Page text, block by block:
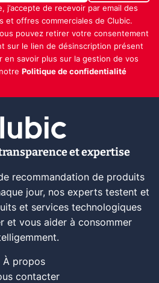
j’accepte de recevoir par email des
et offres commerciales de Clubic.
pouvez retirer votre consentement
sur le lien de désinscription présent
en savoir plus sur la gestion de vos
Politique de confidentialité
et expertise
recommandation de produits
jour, nos experts testent et
et services technologiques
et vous aider à consommer
À propos
contacter